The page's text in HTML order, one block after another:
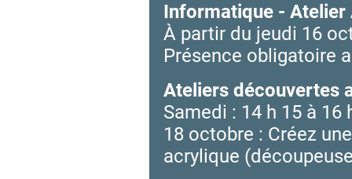
Informatique - Atelier
À partir du jeudi 16
Présence obligatoire
Ateliers découvertes
Samedi : 14 h 15 à 16
18 octobre : Créez
acrylique